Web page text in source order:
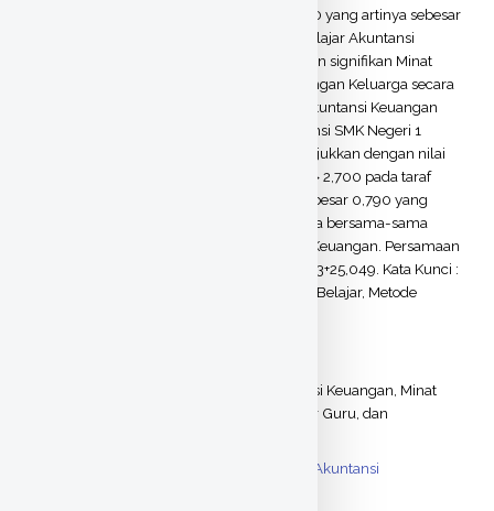
dengan koefisien determinasi sebesar 0,480 yang artinya sebesar
48% variabel ini mempengaruhi Prestasi Belajar Akuntansi
Keuangan. (4). Terdapat pengaruh positif dan signifikan Minat
Belajar, Metode Mengajar Guru dan Lingkungan Keluarga secara
bersama-sama terhadap Prestasi Belajar Akuntansi Keuangan
siswa kelas XI Kompetensi Keahlian Akuntansi SMK Negeri 1
Godean tahun ajaran 2011/2012 yang ditunjukkan dengan nilai
Fhitung lebih besar dari Ftabel yaitu: 5,561 > 2,700 pada taraf
signifikansi 5% dan koefisien determinasi sebesar 0,790 yang
artinya sebesar 79% ketiga variabel ini secara bersama-sama
mempengaruhi Prestasi Belajar Akuntansi Keuangan. Persamaan
garis regresi Y = 0,283X1 + 0,245X2 + 0,262X3+25,049. Kata Kunci :
Prestasi Belajar Akuntansi Keuangan, Minat Belajar, Metode
Prestasi Belajar Akuntansi Keuangan, Minat
Belajar, Metode Mengajar Guru, dan
Ilmu Sosial > Ekonomi > Akuntansi